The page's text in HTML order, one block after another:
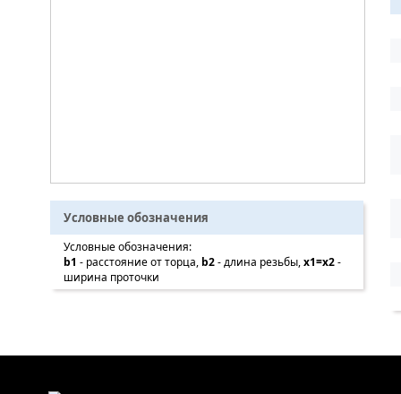
Условные обозначения
Условные обозначения:
b1 - расстояние от торца, b2- длина резьбы,x1=x2-
ширина проточки